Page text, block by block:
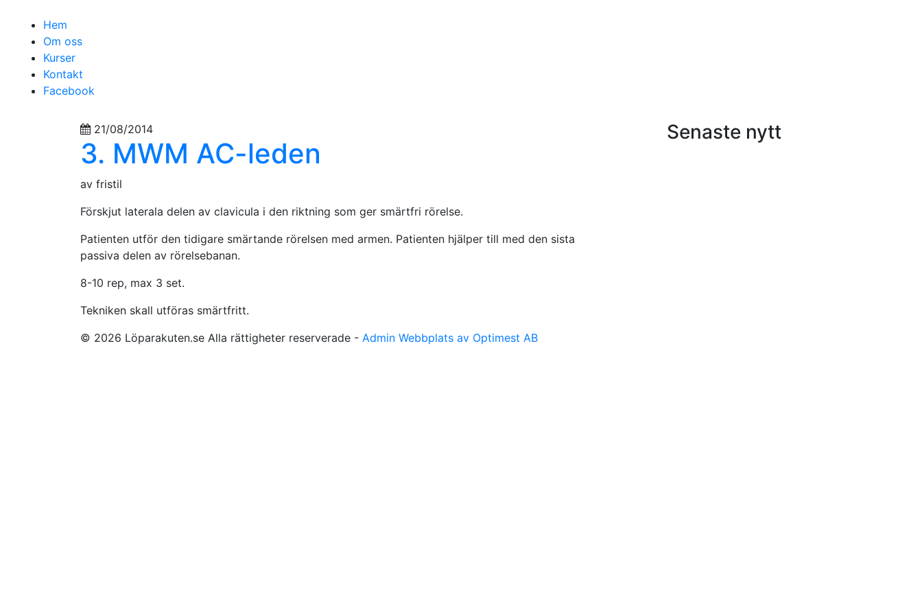
Hem
Om oss
Kurser
Kontakt
Facebook
21/08/2014
3. MWM AC-leden
av fristil
Förskjut laterala delen av clavicula i den riktning som ger smärtfri rörelse.
Patienten utför den tidigare smärtande rörelsen med armen. Patienten hjälper till med den sista
passiva delen av rörelsebanan.
8-10 rep, max 3 set.
Tekniken skall utföras smärtfritt.
Senaste nytt
© 2026 Löparakuten.se Alla rättigheter reserverade - Admin Webbplats av Optimest AB